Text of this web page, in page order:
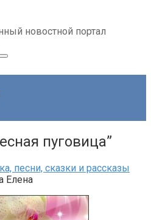
новостной портал
пуговица”
песни, сказки и рассказы
Елена